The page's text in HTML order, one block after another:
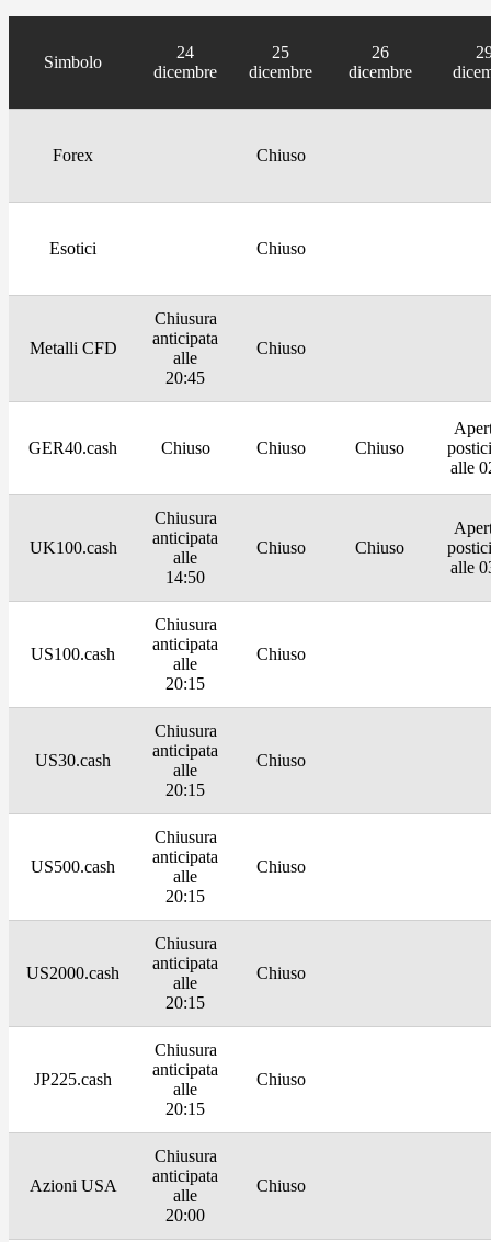
Simbolo
24
dicembre
25
dicembre
26
dicembre
Forex Chiuso
Esotici Chiuso
Metalli CFD
Chiusura
anticipata
alle
20:45
Chiuso
GER40.cash Chiuso Chiuso Chiuso
alle
UK100.cash
Chiusura
anticipata
alle
14:50
Chiuso Chiuso
alle
US100.cash
Chiusura
anticipata
alle
20:15
Chiuso
US30.cash
Chiusura
anticipata
alle
20:15
Chiuso
US500.cash
Chiusura
anticipata
alle
20:15
Chiuso
US2000.cash
Chiusura
anticipata
alle
20:15
Chiuso
JP225.cash
Chiusura
anticipata
alle
20:15
Chiuso
Azioni USA
Chiusura
anticipata
alle
20:00
Chiuso